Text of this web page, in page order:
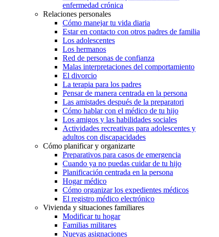
enfermedad crónica
Relaciones personales
Cómo manejar tu vida diaria
Estar en contacto con otros padres de familia
Los adolescentes
Los hermanos
Red de personas de confianza
Malas interpretaciones del comportamiento
El divorcio
La terapia para los padres
Pensar de manera centrada en la persona
Las amistades después de la preparatori
Cómo hablar con el médico de tu hijo
Los amigos y las habilidades sociales
Actividades recreativas para adolescentes y
adultos con discapacidades
Cómo planificar y organizarte
Preparativos para casos de emergencia
Cuando ya no puedas cuidar de tu hijo
Planificación centrada en la persona
Hogar médico
Cómo organizar los expedientes médicos
El registro médico electrónico
Vivienda y situaciones familiares
Modificar tu hogar
Familias militares
Nuevas asignaciones